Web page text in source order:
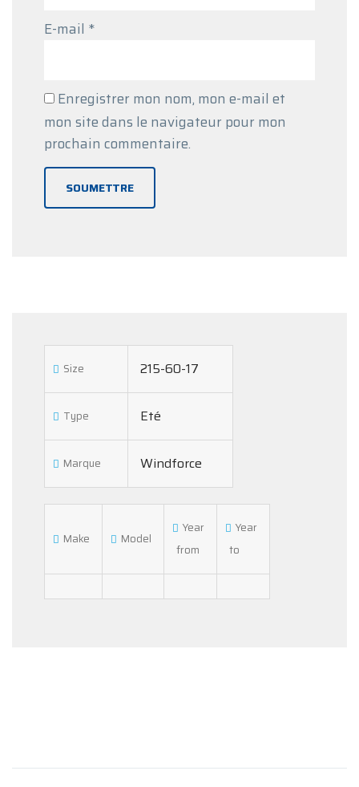
E-mail *
Enregistrer mon nom, mon e-mail et
mon site dans le navigateur pour mon
prochain commentaire.
Size 215-60-17
Type Eté
Marque Windforce
Make Model
Year
from
Year
to